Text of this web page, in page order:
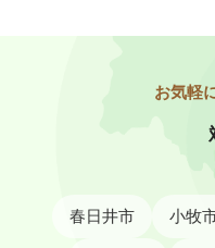
春日井市 小牧